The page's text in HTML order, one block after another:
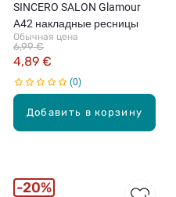
Добавить в корзину
SINCERO SALON Glamour
A42 накладные ресницы
Обычная цена
4,89 €
6,99 €
0
20%